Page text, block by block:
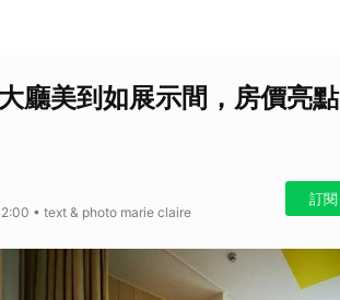
廳美到如展示間，房價亮點
• text & photo marie claire
訂閱